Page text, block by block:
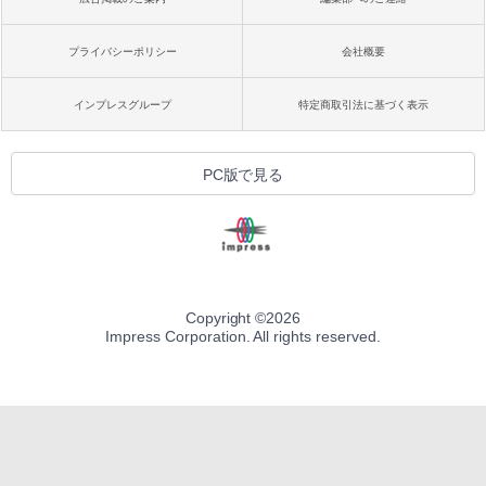
プライバシーポリシー 会社概要
インプレスグループ 特定商取引法に基づく表示
PC版で見る
Copyright ©2026
Impress Corporation. All rights reserved.